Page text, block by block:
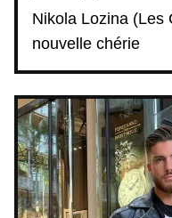
Nikola Lozina (Les
nouvelle chérie